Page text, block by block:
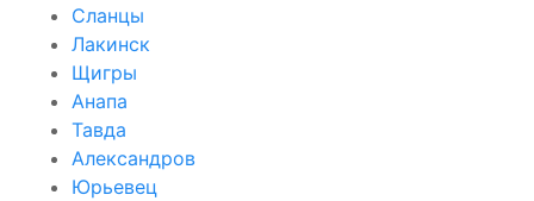
Сланцы
Лакинск
Щигры
Анапа
Тавда
Александров
Юрьевец